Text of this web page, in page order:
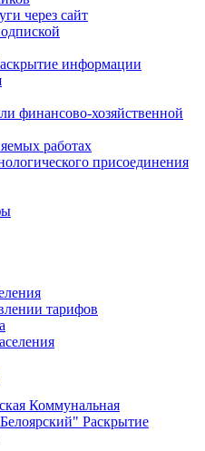
через сайт
информации
финансово-хозяйственной
работах
присоединения
тарифов
Коммунальная
Раскрытие